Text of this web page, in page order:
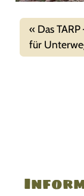
Das
für